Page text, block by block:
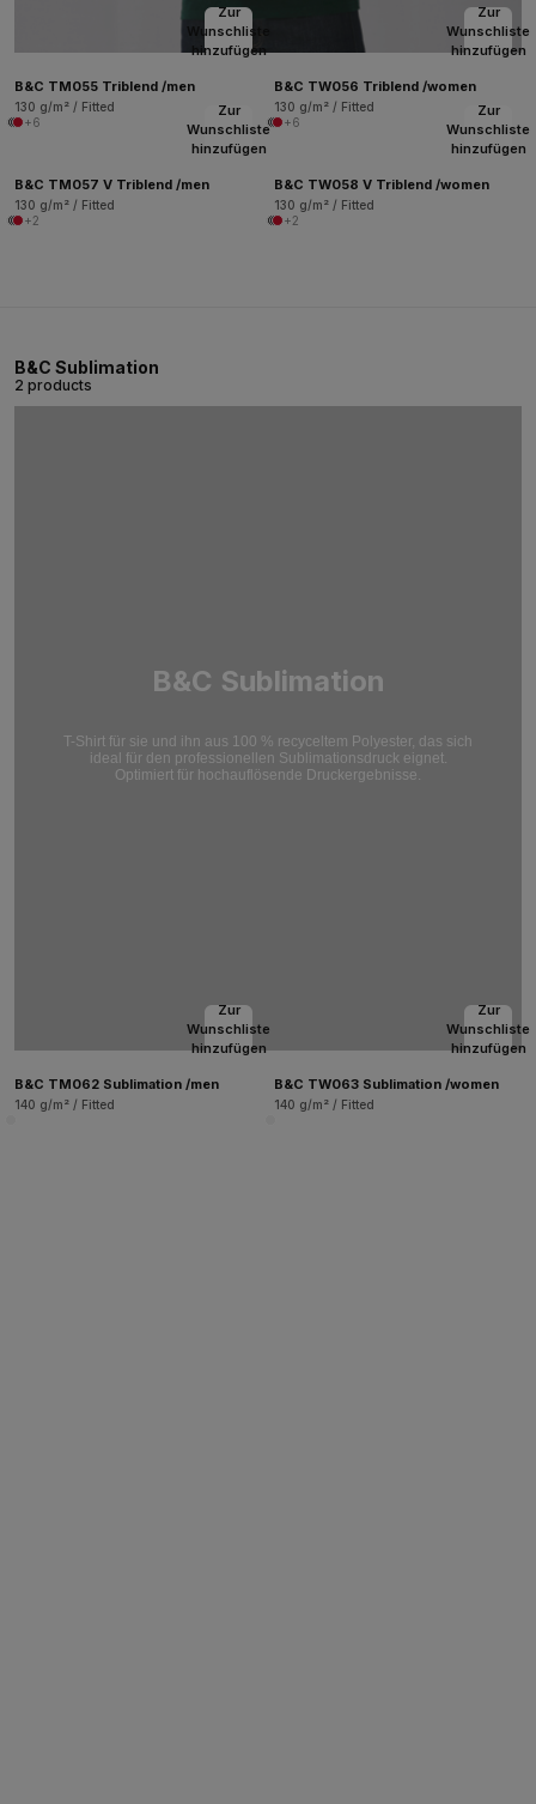
Zur
Wunschliste
hinzufügen
B&C TM055 Triblend /men
130 g/m² / Fitted
+6
Zur
Wunschliste
hinzufügen
B&C TW056 Triblend /women
130 g/m² / Fitted
+6
Zur
Wunschliste
hinzufügen
B&C TM057 V Triblend /men
130 g/m² / Fitted
+2
Zur
Wunschliste
hinzufügen
B&C TW058 V Triblend /women
130 g/m² / Fitted
+2
B&C Sublimation
2 products
B&C Sublimation
T-Shirt für sie und ihn aus 100 % recyceltem Polyester, das sich
ideal für den professionellen Sublimationsdruck eignet.
Optimiert für hochauflösende Druckergebnisse.
Zur
Wunschliste
hinzufügen
B&C TM062 Sublimation /men
140 g/m² / Fitted
Zur
Wunschliste
hinzufügen
B&C TW063 Sublimation /women
140 g/m² / Fitted